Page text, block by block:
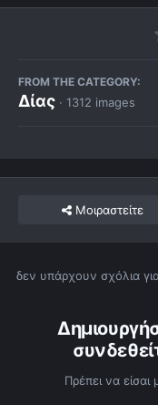
FROM THE CATEGORY:
Δίας · 1312 images
Μοιραστείτε
δεν υπάρχουν σχόλια
Πρέπει να